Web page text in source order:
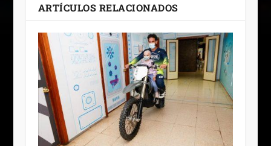
ARTÍCULOS RELACIONADOS